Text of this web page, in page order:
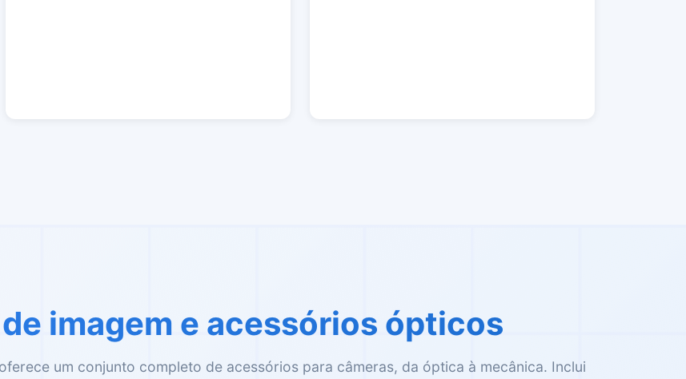
imagem e acessórios ópticos
um conjunto completo de acessórios para câmeras, da óptica à mecânica. Inclui